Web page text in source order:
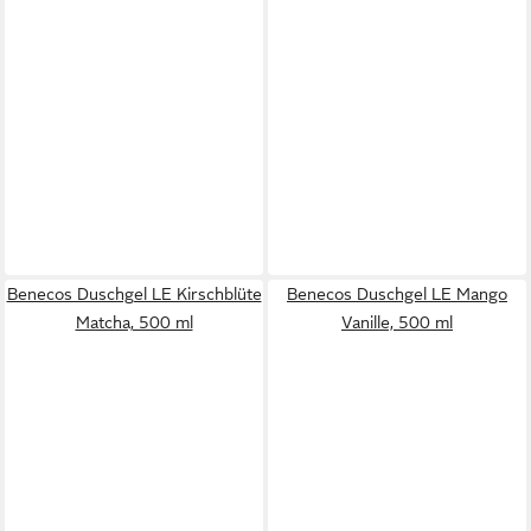
Benecos Duschgel LE Kirschblüte
Matcha, 500 ml
Benecos Duschgel LE Mango
Vanille, 500 ml